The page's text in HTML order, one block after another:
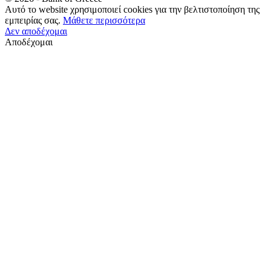
Αυτό το website χρησιμοποιεί cookies για την βελτιστοποίηση της
εμπειρίας σας. Μάθετε περισσότερα
Δεν αποδέχομαι
Αποδέχομαι